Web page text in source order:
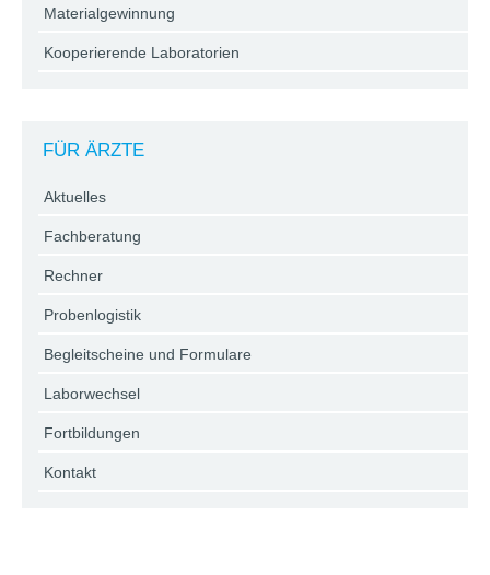
Materialgewinnung
Kooperierende Laboratorien
FÜR ÄRZTE
Aktuelles
Fachberatung
Rechner
Probenlogistik
Begleitscheine und Formulare
Laborwechsel
Fortbildungen
Kontakt